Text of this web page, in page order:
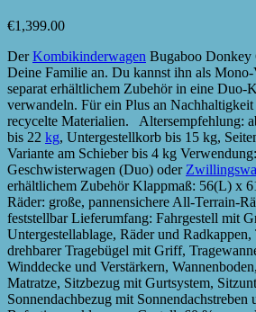
€1,399.00
DerKombikinderwagen Bugaboo Donkey
Deine Familie an. Du kannst ihn als
separat erhältlichem Zubehör in eine Duo-
verwandeln. Für ein Plus an Nachhaltigkeit
recycelte Materialien. Altersempfehlung:
bis 22 kg, Untergestellkorb bis 15 kg,
Variante am Schieber bis 4 kg
Geschwisterwagen (Duo) oder
erhältlichem Zubehör Klappmaß: 56(L) x
Räder: große, pannensichere All-Terrain-
feststellbar Lieferumfang: Fahrgestell mit
Untergestellablage, Räder und
drehbarer Tragebügel mit Griff,
Winddecke und Verstärkern,
Matratze, Sitzbezug mit Gurtsystem,
Sonnendachbezug mit Sonnendachstreben